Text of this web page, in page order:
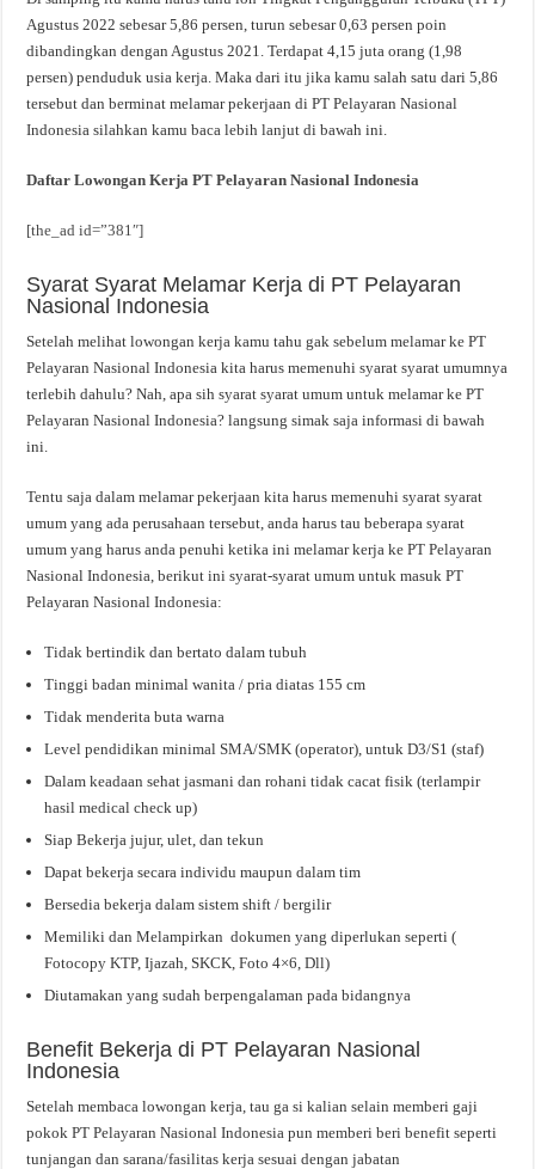
Agustus 2022 sebesar 5,86 persen, turun sebesar 0,63 persen poin
dibandingkan dengan Agustus 2021. Terdapat 4,15 juta orang (1,98
persen) penduduk usia kerja. Maka dari itu jika kamu salah satu dari 5,86
tersebut dan berminat melamar pekerjaan di PT Pelayaran Nasional
Indonesia silahkan kamu baca lebih lanjut di bawah ini.
Daftar Lowongan Kerja PT Pelayaran Nasional Indonesia
[the_ad id=”381″]
Syarat Syarat Melamar Kerja di PT Pelayaran
Nasional Indonesia
Setelah melihat lowongan kerja kamu tahu gak sebelum melamar ke PT
Pelayaran Nasional Indonesia kita harus memenuhi syarat syarat umumnya
terlebih dahulu? Nah, apa sih syarat syarat umum untuk melamar ke PT
Pelayaran Nasional Indonesia? langsung simak saja informasi di bawah
ini.
Tentu saja dalam melamar pekerjaan kita harus memenuhi syarat syarat
umum yang ada perusahaan tersebut, anda harus tau beberapa syarat
umum yang harus anda penuhi ketika ini melamar kerja ke PT Pelayaran
Nasional Indonesia, berikut ini syarat-syarat umum untuk masuk PT
Pelayaran Nasional Indonesia:
Tidak bertindik dan bertato dalam tubuh
Tinggi badan minimal wanita / pria diatas 155 cm
Tidak menderita buta warna
Level pendidikan minimal SMA/SMK (operator), untuk D3/S1 (staf)
Dalam keadaan sehat jasmani dan rohani tidak cacat fisik (terlampir
hasil medical check up)
Siap Bekerja jujur, ulet, dan tekun
Dapat bekerja secara individu maupun dalam tim
Bersedia bekerja dalam sistem shift / bergilir
Memiliki dan Melampirkan dokumen yang diperlukan seperti (
Fotocopy KTP, Ijazah, SKCK, Foto 4×6, Dll)
Diutamakan yang sudah berpengalaman pada bidangnya
Benefit Bekerja di PT Pelayaran Nasional
Indonesia
Setelah membaca lowongan kerja, tau ga si kalian selain memberi gaji
pokok PT Pelayaran Nasional Indonesia pun memberi beri benefit seperti
tunjangan dan sarana/fasilitas kerja sesuai dengan jabatan